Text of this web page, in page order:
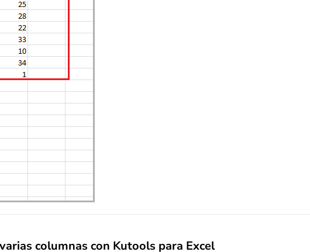
columnas con Kutools para Excel